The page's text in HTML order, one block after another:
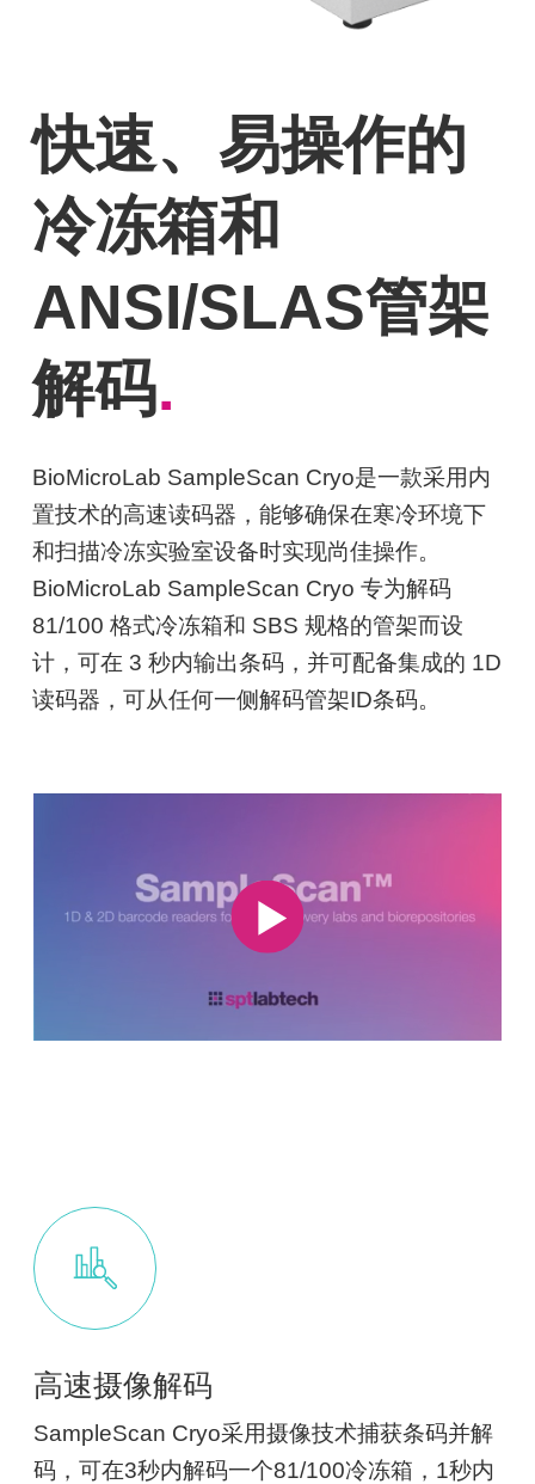
快速、易操作的
冷冻箱和
ANSI/SLAS管架
解码.
BioMicroLab SampleScan Cryo是一款采用内
置技术的高速读码器，能够确保在寒冷环境下
和扫描冷冻实验室设备时实现尚佳操作。
BioMicroLab SampleScan Cryo 专为解码
81/100 格式冷冻箱和 SBS 规格的管架而设
计，可在 3 秒内输出条码，并可配备集成的 1D
读码器，可从任何一侧解码管架ID条码。
高速摄像解码
SampleScan Cryo采用摄像技术捕获条码并解
码，可在3秒内解码一个81/100冷冻箱，1秒内